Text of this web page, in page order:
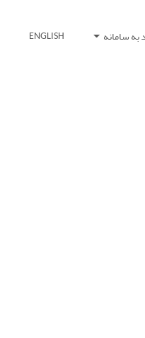
به سامانه ENGLISH